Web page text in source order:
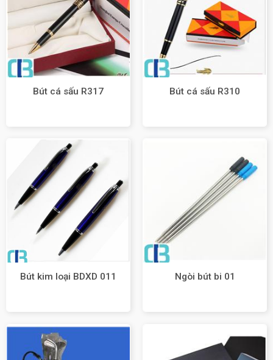
Bút cá sấu R317 Bút cá sấu R310
Bút kim loại BDXD 011 Ngòi bút bi 01